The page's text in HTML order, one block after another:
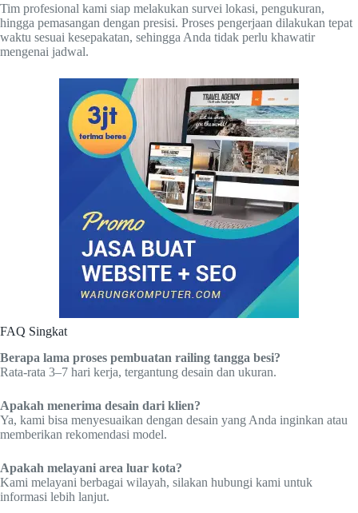
Tim profesional kami siap melakukan survei lokasi, pengukuran,
hingga pemasangan dengan presisi. Proses pengerjaan dilakukan tepat
waktu sesuai kesepakatan, sehingga Anda tidak perlu khawatir
mengenai jadwal.
FAQ Singkat
Berapa lama proses pembuatan railing tangga besi?
Rata-rata 3–7 hari kerja, tergantung desain dan ukuran.
Apakah menerima desain dari klien?
Ya, kami bisa menyesuaikan dengan desain yang Anda inginkan atau
memberikan rekomendasi model.
Apakah melayani area luar kota?
Kami melayani berbagai wilayah, silakan hubungi kami untuk
informasi lebih lanjut.